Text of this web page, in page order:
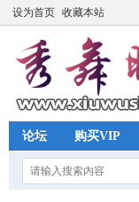
设为首页 收藏本站
论坛 购买VIP